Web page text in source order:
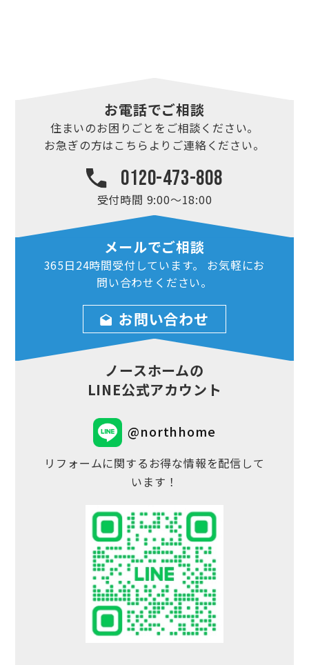
お電話でご相談
住まいのお困りごとを ご相談ください。
お急ぎの方はこちらより ご連絡ください。
0120-473-808
受付時間 9:00～18:00
メールでご相談
365日24時間受付しています。
お気軽にお
問い合わせ ください。
お問い合わせ
ノースホームの
LINE公式アカウント
@northhome
リフォームに関するお得な情報を配信して
います！